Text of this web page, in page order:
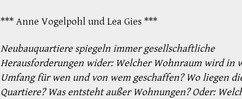
*** Anne Vogelpohl und Lea Gies ***
Neubauquartiere spiegeln immer gesellschaftliche
Herausforderungen wider: Welcher Wohnraum wird in
Umfang für wen und von wem geschaffen? Wo liegen
Quartiere? Was entsteht außer Wohnungen? Oder: